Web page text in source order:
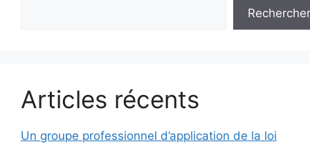
Rechercher
Articles récents
Un groupe professionnel d’application de la loi